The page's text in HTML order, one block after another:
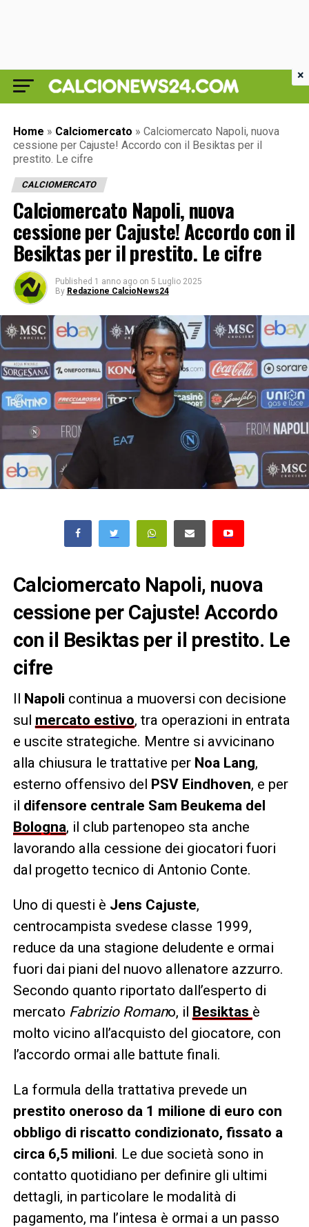
Home » Calciomercato » Calciomercato Napoli, nuova
cessione per Cajuste! Accordo con il Besiktas per il
prestito. Le cifre
CALCIOMERCATO
Calciomercato Napoli, nuova
cessione per Cajuste! Accordo con il
Besiktas per il prestito. Le cifre
Published 1 anno ago on 5 Luglio 2025
By Redazione CalcioNews24
Calciomercato Napoli, nuova
cessione per Cajuste! Accordo
con il Besiktas per il prestito. Le
cifre
Il Napoli continua a muoversi con decisione
sul mercato estivo, tra operazioni in entrata
e uscite strategiche. Mentre si avvicinano
alla chiusura le trattative per Noa Lang,
esterno offensivo del PSV Eindhoven, e per
il difensore centrale Sam Beukema del
Bologna, il club partenopeo sta anche
lavorando alla cessione dei giocatori fuori
dal progetto tecnico di Antonio Conte.
Uno di questi è Jens Cajuste,
centrocampista svedese classe 1999,
reduce da una stagione deludente e ormai
fuori dai piani del nuovo allenatore azzurro.
Secondo quanto riportato dall’esperto di
mercato Fabrizio Romano, il Besiktas è
molto vicino all’acquisto del giocatore, con
l’accordo ormai alle battute finali.
La formula della trattativa prevede un
prestito oneroso da 1 milione di euro con
obbligo di riscatto condizionato, fissato a
circa 6,5 milioni. Le due società sono in
contatto quotidiano per definire gli ultimi
dettagli, in particolare le modalità di
pagamento, ma l’intesa è ormai a un passo
×